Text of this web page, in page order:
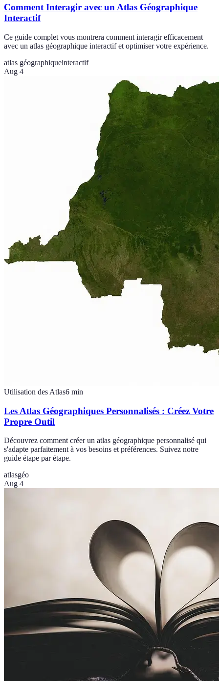
Comment Interagir avec un Atlas Géographique
Interactif
Ce guide complet vous montrera comment interagir efficacement
avec un atlas géographique interactif et optimiser votre expérience.
atlas géographiqueinteractif
Aug 4
Utilisation des Atlas6 min
Les Atlas Géographiques Personnalisés : Créez Votre
Propre Outil
Découvrez comment créer un atlas géographique personnalisé qui
s'adapte parfaitement à vos besoins et préférences. Suivez notre
guide étape par étape.
atlasgéo
Aug 4